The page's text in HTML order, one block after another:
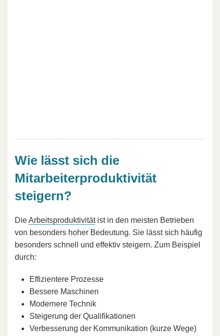
Wie lässt sich die
Mitarbeiterproduktivität
steigern?
DieArbeitsproduktivitätist in den meisten Betrieben
von besonders hoher Bedeutung. Sie lässt sich häufig
besonders schnell und effektiv steigern. Zum Beispiel
durch:
Effizientere Prozesse
Bessere Maschinen
Modernere Technik
Steigerung der Qualifikationen
Verbesserung der Kommunikation (kurze Wege)